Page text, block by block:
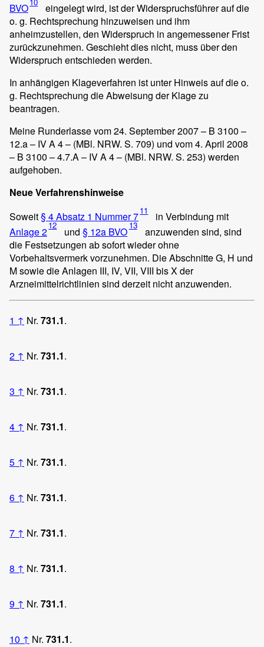
BVO
eingelegt wird, ist der Widerspruchsführer auf die
o. g. Rechtsprechung hinzuweisen und ihm
anheimzustellen, den Widerspruch in angemessener Frist
zurückzunehmen. Geschieht dies nicht, muss über den
Widerspruch entschieden werden.
In anhängigen Klageverfahren ist unter Hinweis auf die o.
g. Rechtsprechung die Abweisung der Klage zu
beantragen.
Meine Runderlasse vom 24. September 2007 – B 3100 –
12.a – IV A 4 – (MBl. NRW. S. 709) und vom 4. April 2008
– B 3100 – 4.7.A – IV A 4 – (MBl. NRW. S. 253) werden
aufgehoben.
Neue Verfahrenshinweise
Soweit§ 4 Absatz 1 Nummer 711
in Verbindung mit
Anlage 212 und§ 12a BVO 13
anzuwenden sind, sind
die Festsetzungen ab sofort wieder ohne
Vorbehaltsvermerk vorzunehmen. Die Abschnitte G, H und
M sowie die Anlagen III, IV, VII, VIII bis X der
Arzneimittelrichtlinien sind derzeit nicht anzuwenden.
1 ↑ Nr. 731.1.
2 ↑ Nr. 731.1.
3 ↑ Nr. 731.1.
4 ↑ Nr. 731.1.
5 ↑ Nr. 731.1.
6 ↑ Nr. 731.1.
7 ↑ Nr. 731.1.
8 ↑ Nr. 731.1.
9 ↑ Nr. 731.1.
10 ↑ Nr. 731.1.